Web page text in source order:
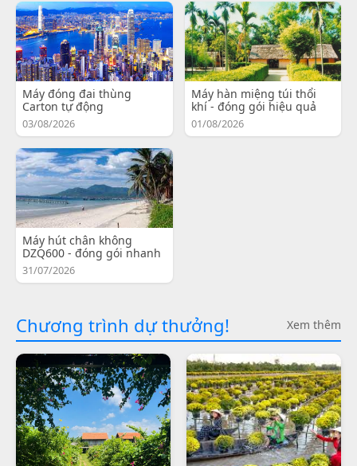
Máy đóng đai thùng
Carton tự động
03/08/2026
Máy hàn miệng túi thổi
khí - đóng gói hiệu quả
01/08/2026
Máy hút chân không
DZQ600 - đóng gói nhanh
31/07/2026
Chương trình dự thưởng! Xem thêm